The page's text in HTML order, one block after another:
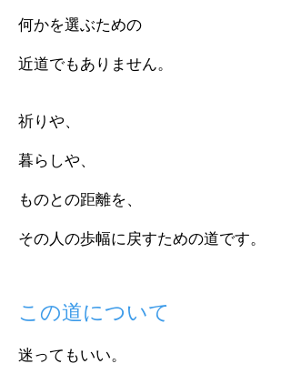
何かを選ぶための
近道でもありません。
祈りや、
暮らしや、
ものとの距離を、
その人の歩幅に戻すための道です。
この道について
迷ってもいい。